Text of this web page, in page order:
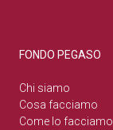
FONDO PEGASO
Chi siamo
Cosa facciamo
Come lo facciamo